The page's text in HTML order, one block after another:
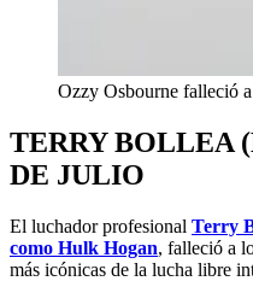
Ozzy Osbourne falleció
TERRY BOLLEA
DE JULIO
El luchador profesional Terry
como Hulk Hogan, falleció a
más icónicas de la lucha libre